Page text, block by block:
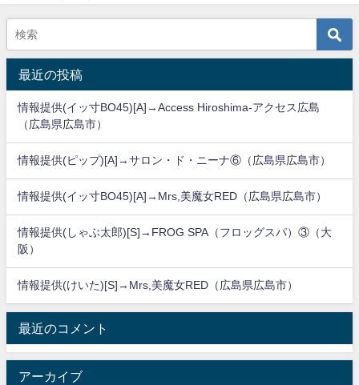
最近の投稿
情報提供(イッ寸BO45)[A]→Access Hiroshima-アクセス広島
（広島県広島市）
情報提供(ピップ)[A]→サロン・ド・ニーナ⑥（広島県広島市）
情報提供(イッ寸BO45)[A]→Mrs,美魔女RED（広島県広島市）
情報提供(しゃぶ太郎)[S]→FROG SPA（フロッグスパ）③（大
阪）
情報提供(けいた)[S]→Mrs,美魔女RED（広島県広島市）
最近のコメント
アーカイブ